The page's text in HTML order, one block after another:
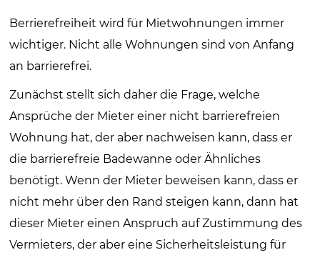
Berrierefreiheit wird für Mietwohnungen immer
wichtiger. Nicht alle Wohnungen sind von Anfang
an barrierefrei.
Zunächst stellt sich daher die Frage, welche
Ansprüche der Mieter einer nicht barrierefreien
Wohnung hat, der aber nachweisen kann, dass er
die barrierefreie Badewanne oder Ähnliches
benötigt. Wenn der Mieter beweisen kann, dass er
nicht mehr über den Rand steigen kann, dann hat
dieser Mieter einen Anspruch auf Zustimmung des
Vermieters, der aber eine Sicherheitsleistung für